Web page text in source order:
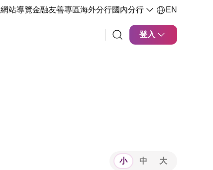
網站導覽金融友善專區海外分行國內分行 EN
登入
小 中
大